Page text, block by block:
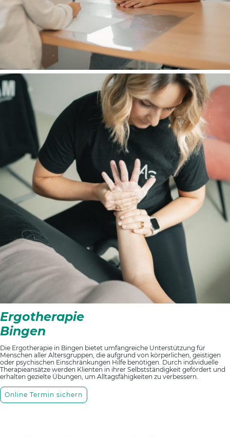
Ergotherapie
Bingen
Die Ergotherapie in Bingen bietet umfangreiche Unterstützung für
Menschen aller Altersgruppen, die aufgrund von körperlichen, geistigen
oder psychischen Einschränkungen Hilfe benötigen. Durch individuelle
Therapieansätze werden Klienten in ihrer Selbstständigkeit gefördert und
erhalten gezielte Übungen, um Alltagsfähigkeiten zu verbessern.
Online Termin sichern